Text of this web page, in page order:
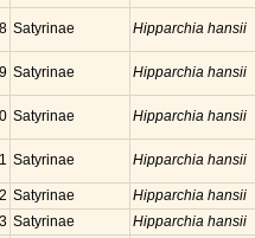
Satyrinae Hipparchia hansii
Satyrinae Hipparchia hansii
Satyrinae Hipparchia hansii
Satyrinae Hipparchia hansii
Satyrinae Hipparchia hansii
Satyrinae Hipparchia hansii